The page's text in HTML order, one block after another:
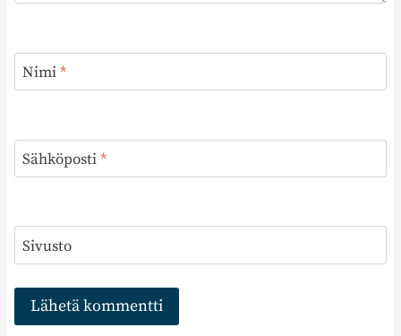
Nimi*
Sähköposti*
Sivusto